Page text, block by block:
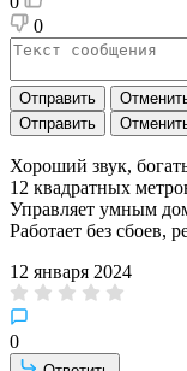
0
Отправить
Отправить
Хороший звук,
12 квадратных
Управляет умным
Работает без сбоев,
12 января 2024
0